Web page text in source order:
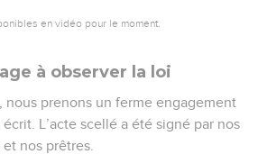
en vidéo pour le moment.
à observer la loi
nous prenons un ferme engagement
L’acte scellé a été signé par nos
nos prêtres.